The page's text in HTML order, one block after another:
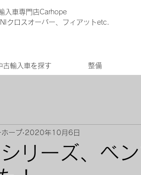
入車専門店Carhope
クロスオーバー、フィアットetc.
古輸入車を探す 整備
リーズ、ベ
ープ 2020年10月6日